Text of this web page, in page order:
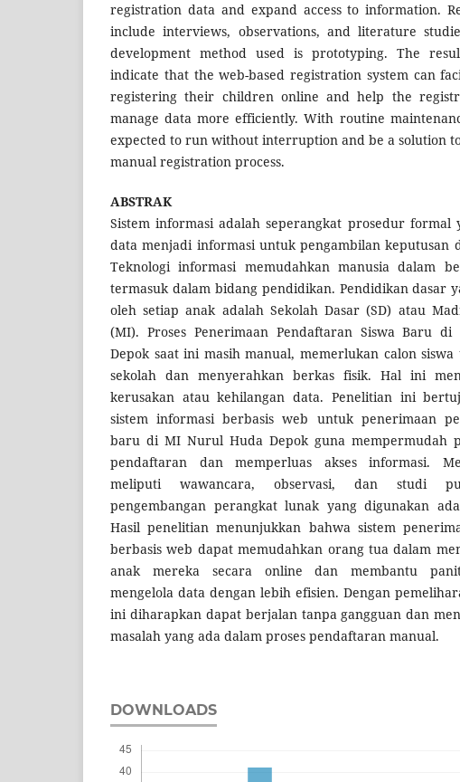
registration data and expand access to information.
include interviews, observations, and literature
development method used is prototyping. The
indicate that the web-based registration system can
registering their children online and help the
manage data more efficiently. With routine
expected to run without interruption and be a solution
manual registration process.
ABSTRAK
Sistem informasi adalah seperangkat prosedur formal
data menjadi informasi untuk pengambilan keputusan
Teknologi informasi memudahkan manusia dalam
termasuk dalam bidang pendidikan. Pendidikan dasar
oleh setiap anak adalah Sekolah Dasar (SD) atau
(MI). Proses Penerimaan Pendaftaran Siswa Baru
Depok saat ini masih manual, memerlukan calon
sekolah dan menyerahkan berkas fisik. Hal ini
kerusakan atau kehilangan data. Penelitian ini
sistem informasi berbasis web untuk penerimaan
baru di MI Nurul Huda Depok guna mempermudah
pendaftaran dan memperluas akses informasi.
meliputi wawancara, observasi, dan studi
pengembangan perangkat lunak yang digunakan
Hasil penelitian menunjukkan bahwa sistem
berbasis web dapat memudahkan orang tua dalam
anak mereka secara online dan membantu
mengelola data dengan lebih efisien. Dengan
ini diharapkan dapat berjalan tanpa gangguan dan
masalah yang ada dalam proses pendaftaran manual.
DOWNLOADS